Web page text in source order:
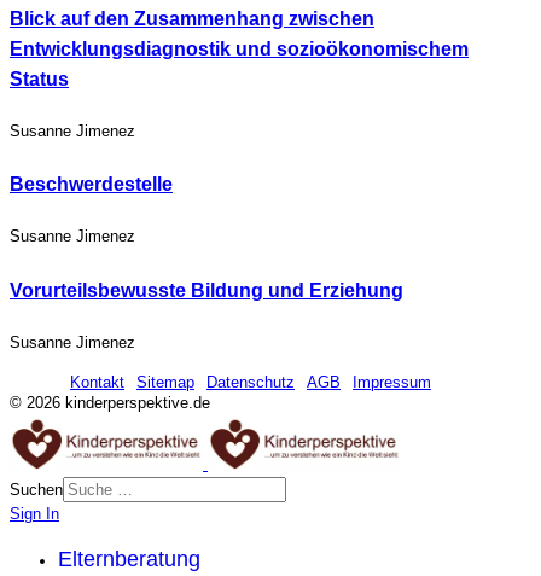
Blick auf den Zusammenhang zwischen
Entwicklungsdiagnostik und sozioökonomischem
Status
Susanne Jimenez
Beschwerdestelle
Susanne Jimenez
Vorurteilsbewusste Bildung und Erziehung
Susanne Jimenez
© 2026 kinderperspektive.de
Impressum
AGB
Datenschutz
Sitemap
Kontakt
Suchen
Sign In
Elternberatung